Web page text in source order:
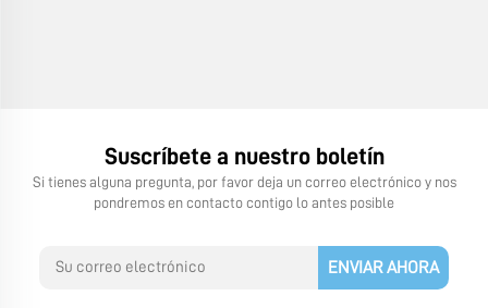
Suscríbete a nuestro boletín
Si tienes alguna pregunta, por favor deja un correo electrónico y nos
pondremos en contacto contigo lo antes posible
ENVIAR AHORA